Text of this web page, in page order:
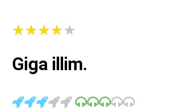
★★★★★
★★★★★
Giga illim.